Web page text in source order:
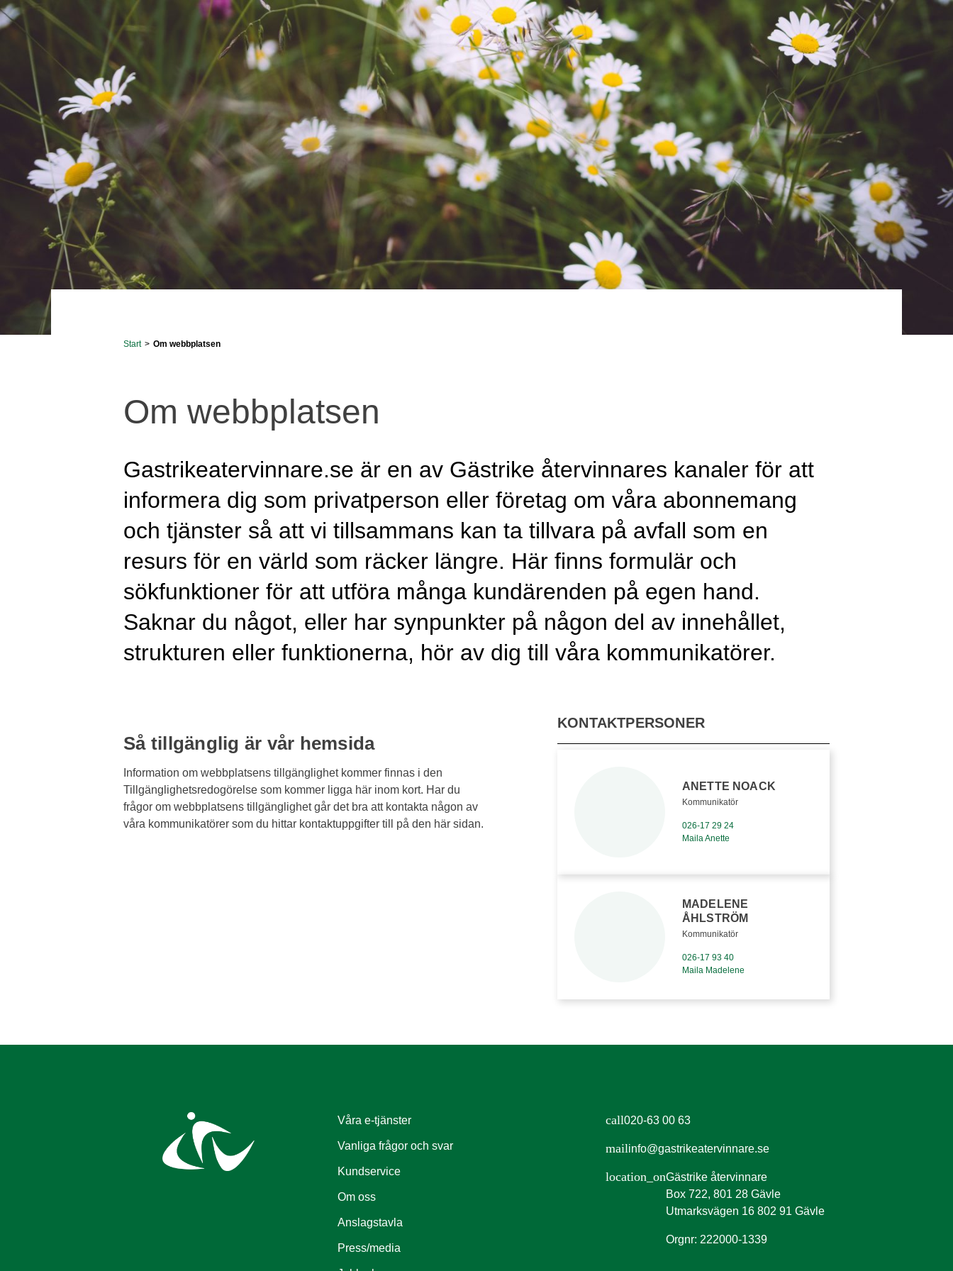
Start > Om webbplatsen
Om webbplatsen
Gastrikeatervinnare.se är en av Gästrike återvinnares kanaler för att
informera dig som privatperson eller företag om våra abonnemang
och tjänster så att vi tillsammans kan ta tillvara på avfall som en
resurs för en värld som räcker längre. Här finns formulär och
sökfunktioner för att utföra många kundärenden på egen hand.
Saknar du något, eller har synpunkter på någon del av innehållet,
strukturen eller funktionerna, hör av dig till våra kommunikatörer.
Så tillgänglig är vår hemsida
Information om webbplatsens tillgänglighet kommer finnas i den
Tillgänglighets­redogörelse som kommer ligga här inom kort. Har du
frågor om webbplatsens tillgänglighet går det bra att kontakta någon av
våra kommunikatörer som du hittar kontaktuppgifter till på den här sidan.
KONTAKTPERSONER
ANETTE NOACK
Kommunikatör
026-17 29 24
Maila Anette
MADELENE
ÅHLSTRÖM
Kommunikatör
026-17 93 40
Maila Madelene
Våra e-tjänster
Vanliga frågor och svar
Kundservice
Om oss
Anslagstavla
Press/media
call020-63 00 63
mailinfo@gastrikeatervinnare.se
location_onGästrike återvinnare
Box 722, 801 28 Gävle
Utmarksvägen 16 802 91 Gävle
Orgnr: 222000-1339